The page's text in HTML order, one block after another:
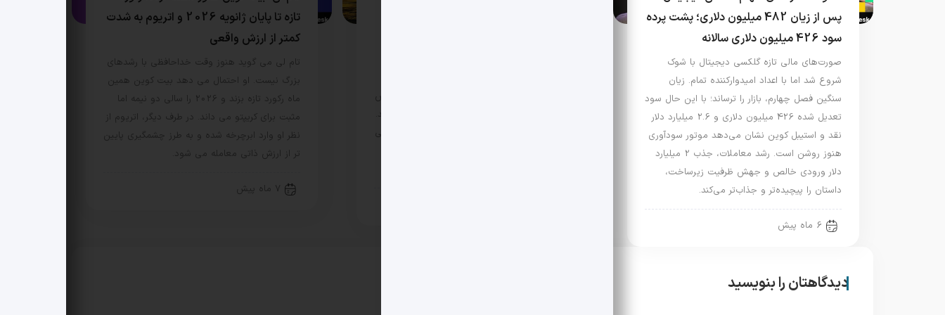
پس از زیان 482 میلیون دلاری؛ پشت پرده
سود 426 میلیون دلاری سالانه
صورت‌های مالی تازه گلکسی دیجیتال با شوک
شروع شد اما با اعداد امیدوارکننده تمام. زیان
سنگین فصل چهارم، بازار را ترساند؛ با این حال سود
تعدیل شده 426 میلیون دلاری و 2.6 میلیارد دلار
نقد و استیبل کوین نشان می‌دهد موتور سودآوری
هنوز روشن است. رشد معاملات، جذب 2 میلیارد
دلار ورودی خالص و جهش ظرفیت زیرساخت،
داستان را پیچیده‌تر و جذاب‌تر می‌کند.
6 ماه پیش
همزمان سهام شرکت های مرتبط با کریپتو سبزپوش
با این حال تحلیلگران از ریسک های سیاستی و فنی
تازه تا پایان ژانویه 2026 و اتریوم به شدت
کمتر از ارزش واقعی
تام لی می گوید هنوز وقت خداحافظی با رشدهای
بزرگ نیست. او احتمال می دهد بیت کوین همین
ماه رکورد تازه بزند و 2026 را سالی دو نیمه اما
مثبت برای کریپتو می داند. در طرف دیگر، اتریوم از
نظر او وارد ابرچرخه شده و به طرز چشمگیری پایین
تر از ارزش ذاتی معامله می شود.
7 ماه پیش
دیدگاهتان را بنویسید